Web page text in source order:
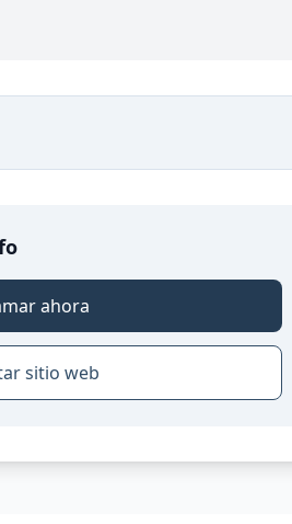
ahora
sitio web